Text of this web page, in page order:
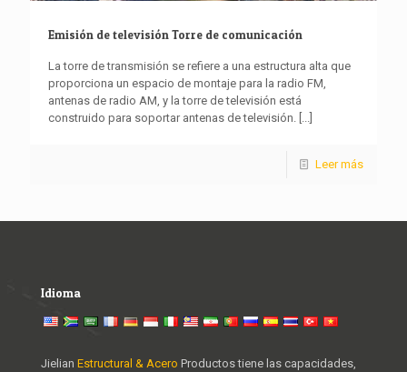
Emisión de televisión Torre de comunicación
La torre de transmisión se refiere a una estructura alta que
proporciona un espacio de montaje para la radio FM,
antenas de radio AM, y la torre de televisión está
construido para soportar antenas de televisión. [...]
Leer más
Idioma
Jielian Estructural & Acero Productos tiene las capacidades,